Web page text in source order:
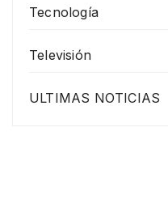
Tecnología
Televisión
ULTIMAS NOTICIAS